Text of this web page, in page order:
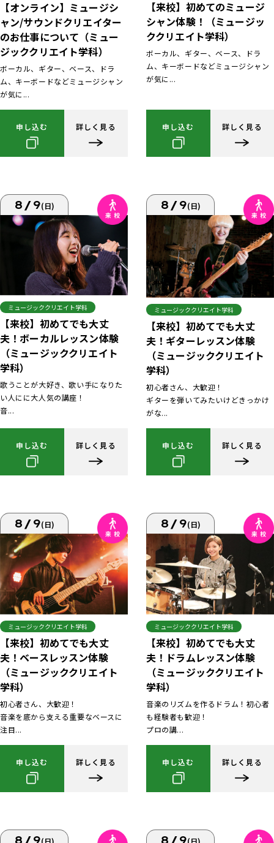
【オンライン】ミュージシ
ャン/サウンドクリエイター
のお仕事について（ミュー
ジッククリエイト学科）
ボーカル、ギター、ベース、ドラ
ム、キーボードなどミュージシャン
が気に...
申し込む 詳しく見る
【来校】初めてのミュージ
シャン体験！（ミュージッ
ククリエイト学科）
ボーカル、ギター、ベース、ドラ
ム、キーボードなどミュージシャン
が気に...
申し込む 詳しく見る
8/9(日)
ミュージッククリエイト学科
【来校】初めてでも大丈
夫！ボーカルレッスン体験
（ミュージッククリエイト
学科）
歌うことが大好き、歌い手になりた
い人にに大人気の講座！
音...
申し込む 詳しく見る
8/9(日)
ミュージッククリエイト学科
【来校】初めてでも大丈
夫！ギターレッスン体験
（ミュージッククリエイト
学科）
初心者さん、大歓迎！
ギターを弾いてみたいけどきっかけ
がな...
申し込む 詳しく見る
8/9(日)
ミュージッククリエイト学科
【来校】初めてでも大丈
夫！ベースレッスン体験
（ミュージッククリエイト
学科）
初心者さん、大歓迎！
音楽を底から支える重要なベースに
注目...
申し込む 詳しく見る
8/9(日)
ミュージッククリエイト学科
【来校】初めてでも大丈
夫！ドラムレッスン体験
（ミュージッククリエイト
学科）
音楽のリズムを作るドラム！初心者
も経験者も歓迎！
プロの講...
申し込む 詳しく見る
8/9(日) 8/9(日)